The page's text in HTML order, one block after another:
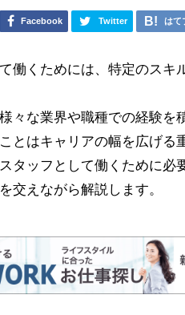
Facebook Twitter はて
働くためには、特定のスキ
々な業界や職種での経験を
とはキャリアの幅を広げる
タッフとして働くために必
交えながら解説します。